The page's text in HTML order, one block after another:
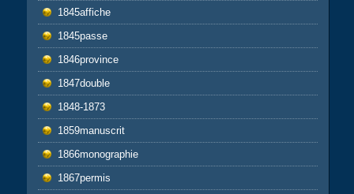
1845affiche
1845passe
1846province
1847double
1848-1873
1859manuscrit
1866monographie
1867permis